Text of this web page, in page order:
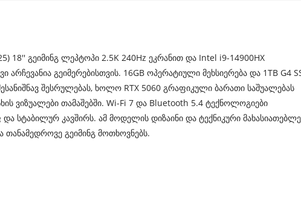
18'' გეიმინგ ლეპტოპი 2.5K 240Hz ეკრანით და Intel i9-14900HX
არჩევანია გეიმერებისთვის. 16GB ოპერატიული მეხსიერება და 1TB G4
შესრულებას, ხოლო RTX 5060 გრაფიკული ბარათი საშუალებას
ვიზუალები თამაშებში. Wi-Fi 7 და Bluetooth 5.4 ტექნოლოგიები
სტაბილურ კავშირს. ამ მოდელის დიზაინი და ტექნიკური
თანამედროვე გეიმინგ მოთხოვნებს.